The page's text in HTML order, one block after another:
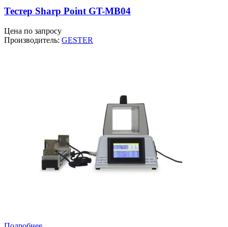
Тестер Sharp Point GT-MB04
Цена по запросу
Производитель: GESTER